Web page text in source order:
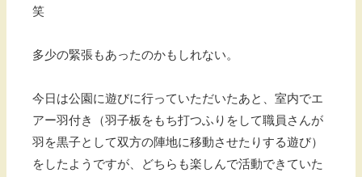
笑
多少の緊張もあったのかもしれない。
今日は公園に遊びに行っていただいたあと、室内でエ
アー羽付き（羽子板をもち打つふりをして職員さんが
羽を黒子として双方の陣地に移動させたりする遊び）
をしたようですが、どちらも楽しんで活動できていた